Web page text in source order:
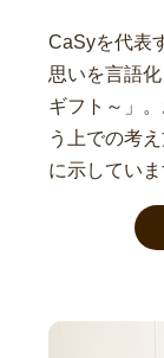
CaSyを代表
思いを言語
ギフト～」
う上での考
に示していま